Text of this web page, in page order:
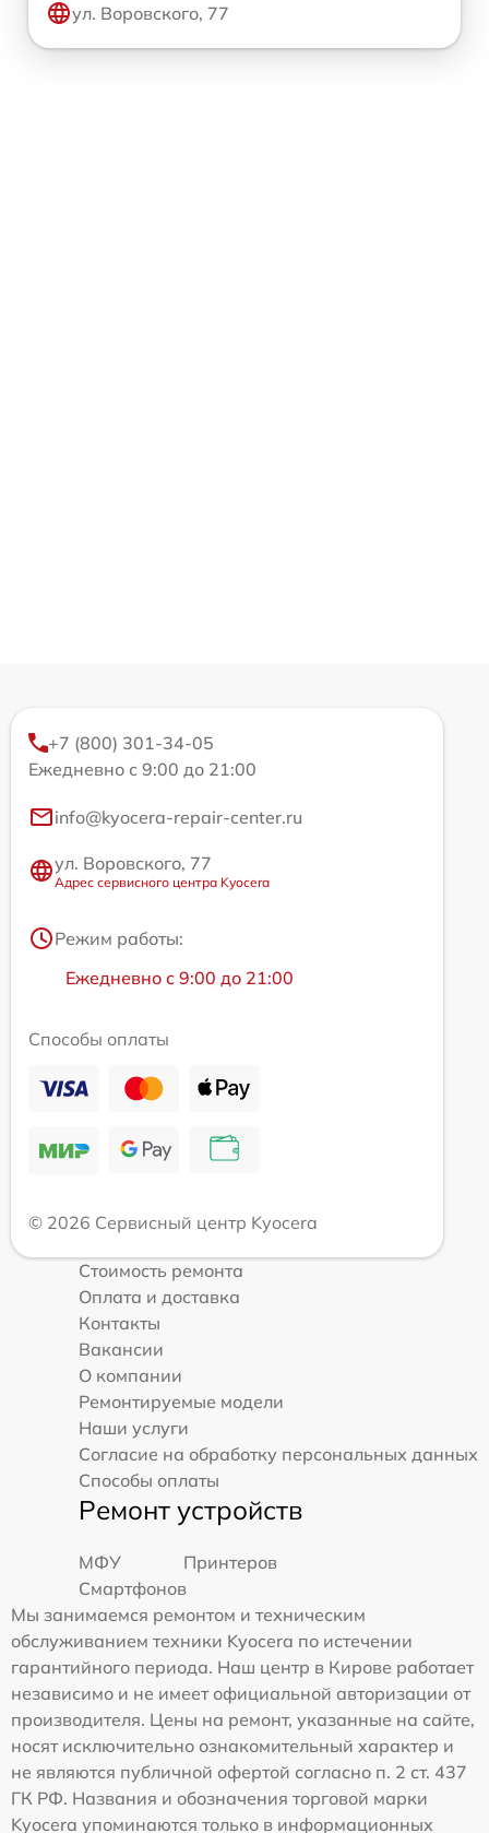
ул. Воровского, 77
+7 (800) 301-34-05
Ежедневно с 9:00 до 21:00
info@kyocera-repair-center.ru
ул. Воровского, 77
Адрес сервисного центра Kyocera
Режим работы:
Ежедневно с 9:00 до 21:00
Способы оплаты
© 2026 Сервисный центр Kyocera
Стоимость ремонта
Оплата и доставка
Контакты
Вакансии
О компании
Ремонтируемые модели
Наши услуги
Согласие на обработку персональных данных
Способы оплаты
Ремонт устройств
МФУ
Принтеров
Смартфонов
Мы занимаемся ремонтом и техническим
обслуживанием техники Kyocera по истечении
гарантийного периода. Наш центр в Кирове работает
независимо и не имеет официальной авторизации от
производителя. Цены на ремонт, указанные на сайте,
носят исключительно ознакомительный характер и
не являются публичной офертой согласно п. 2 ст. 437
ГК РФ. Названия и обозначения торговой марки
Kyocera упоминаются только в информационных